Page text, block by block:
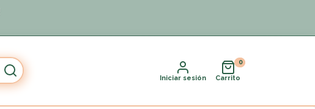
Iniciar sesión Carrito